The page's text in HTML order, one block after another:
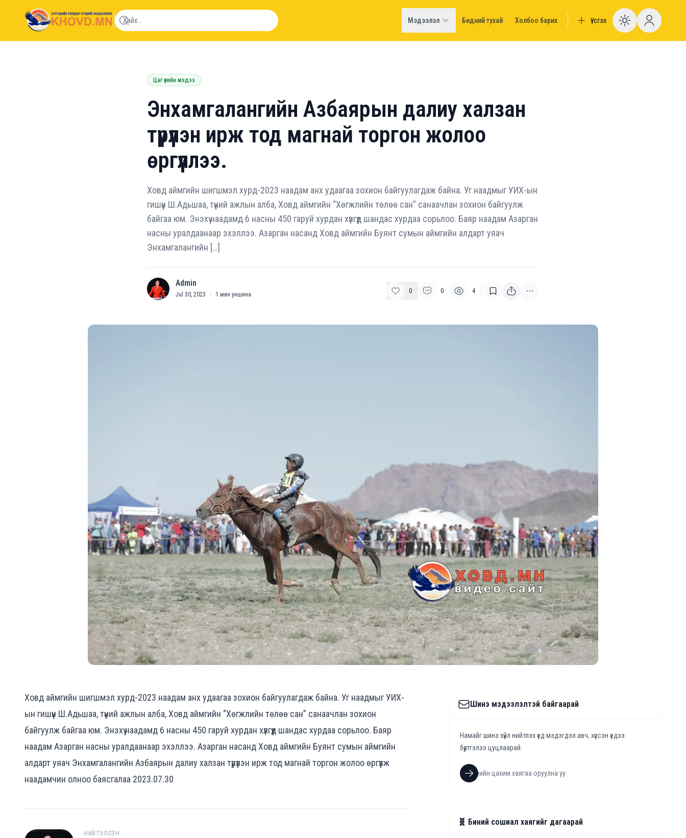
khovd.mn
Мэдээлэл Бидний тухай Холбоо барих Үүсгэх Enable
Цаг үеийн мэдээ
Энхамгалангийн Азбаярын далиу халзан
түрүүлэн ирж тод магнай торгон жолоо
өргүүллээ.
Ховд аймгийн шигшмэл хурд-2023 наадам анх удаагаа зохион байгуулагдаж байна. Уг наадмыг УИХ-ын
гишүүн Ш.Адьшаа, түүний ажлын алба, Ховд аймгийн “Хөгжлийн төлөө сан” санаачлан зохион байгуулж
байгаа юм. Энэхүү наадамд 6 насны 450 гаруй хурдан хүлгүүд шандас хурдаа сорьлоо. Баяр наадам Азарган
насны уралдаанаар эхэллээ. Азарган насанд Ховд аймгийн Буянт сумын аймгийн алдарт уяач
Энхамгалангийн […]
A Admin
Jul 30, 2023 · 1 мин уншина 0 0 4
Ховд аймгийн шигшмэл хурд-2023 наадам анх удаагаа зохион байгуулагдаж байна. Уг наадмыг УИХ-
ын гишүүн Ш.Адьшаа, түүний ажлын алба, Ховд аймгийн “Хөгжлийн төлөө сан” санаачлан зохион
байгуулж байгаа юм. Энэхүү наадамд 6 насны 450 гаруй хурдан хүлгүүд шандас хурдаа сорьлоо. Баяр
наадам Азарган насны уралдаанаар эхэллээ. Азарган насанд Ховд аймгийн Буянт сумын аймгийн
алдарт уяач Энхамгалангийн Азбаярын далиу халзан түрүүлэн ирж тод магнай торгон жолоо өргүүлж
наадамчин олноо баясгалаа 2023.07.30
НИЙТЭЛСЭН
Шинэ мэдээлэлтэй байгаарай
Намайг шинэ зүйл нийтлэх үед мэдэгдэл авч, хүссэн үедээ
бүртгэлээ цуцлаарай.
🧬 Биний сошиал хаягийг дагаарай